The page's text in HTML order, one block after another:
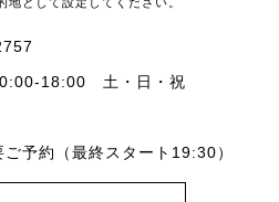
18:00 土・日・祝
予約（最終スタート19:30）